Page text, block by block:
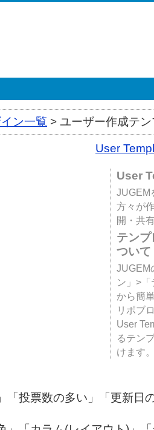
ン一覧 > ユーザー作成テ
User
User
JUGEM
方々が
開・共
テン
ついて
JUGEM
ン」>
から簡
リポブ
User
るテン
けます
「投票数の多い」「更新日